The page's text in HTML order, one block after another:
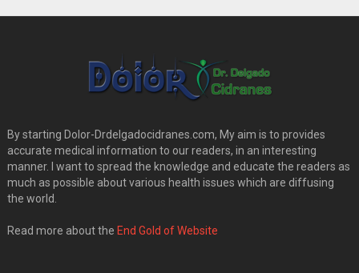
By starting Dolor-Drdelgadocidranes.com, My aim is to provides
accurate medical information to our readers, in an interesting
manner. I want to spread the knowledge and educate the readers as
much as possible about various health issues which are diffusing
the world.
Read more about the End Gold of Website